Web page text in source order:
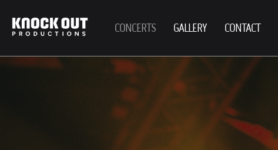
CONCERTS GALLERY CONTACT